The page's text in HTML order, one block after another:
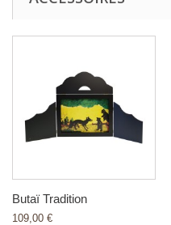
Butaï Tradition
109,00 €